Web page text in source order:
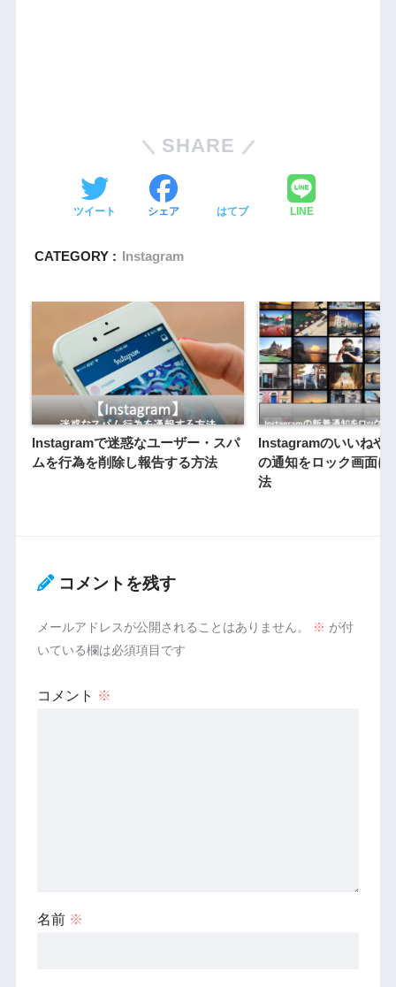
SHARE
ツイート シェア はてブ LINE
CATEGORY : Instagram
Instagramで迷惑なユーザー・スパ
ムを行為を削除し報告する方法
Instagramのいいねや
の通知をロック画面に
法
コメントを残す
メールアドレスが公開されることはありません。 ※ が付
いている欄は必須項目です
コメント ※
名前 ※